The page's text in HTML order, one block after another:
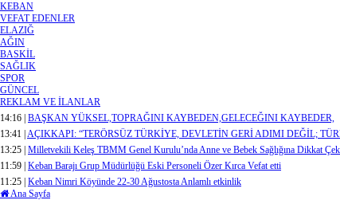
KEBAN
VEFAT EDENLER
ELAZIĞ
AĞIN
BASKİL
SAĞLIK
SPOR
GÜNCEL
REKLAM VE İLANLAR
14:16 | BAŞKAN YÜKSEL,TOPRAĞINI KAYBEDEN,GELECEĞINI KAYBEDER,
13:41 | AÇIKKAPI: “TERÖRSÜZ TÜRKİYE, DEVLETİN GERİ ADIMI DEĞİL;
13:25 | Milletvekili Keleş TBMM Genel Kurulu’nda Anne ve Bebek Sağlığına Dikkat
11:59 | Keban Barajı Grup Müdürlüğü Eski Personeli Özer Kırca Vefat etti
11:25 | Keban Nimri Köyünde 22-30 Ağustosta Anlamlı etkinlik
Ana Sayfa